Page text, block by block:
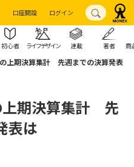
口座開設 ログイン
初心者 ライフデザイン 連載 著者 商
上期決算集計 先週までの決算発表
上期決算集計 先
表は